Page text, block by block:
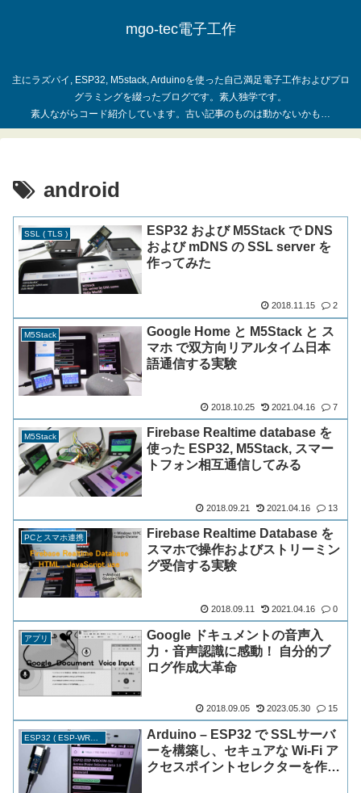
mgo-tec電子工作
主にラズパイ, ESP32, M5stack, Arduinoを使った自己満足電子工作およびプロ
グラミングを綴ったブログです。素人独学です。
android
SSL ( TLS )
ESP32 および M5Stack で DNS
および mDNS の SSL server を
作ってみた
2018.11.15 2
M5Stack
Google Home と M5Stack と ス
マホ で双方向リアルタイム日本
語通信する実験
2018.10.25 2021.04.16 7
M5Stack
Firebase Realtime database を
使った ESP32, M5Stack, スマー
トフォン相互通信してみる
2018.09.21 2021.04.16 13
PCとスマホ連携
Firebase Realtime Database を
スマホで操作およびストリーミン
グ受信する実験
2018.09.11 2021.04.16 0
アプリ
Google ドキュメントの音声入
力・音声認識に感動！ 自分的ブ
ログ作成大革命
2018.09.05 2023.05.30 15
ESP32 ( ESP-WROOM-32 )
Arduino – ESP32 で SSLサーバ
ーを構築し、セキュアな Wi-Fi ア
クセスポイントセレクターを作っ